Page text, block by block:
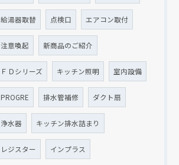
給湯器取替 点検口 エアコン取付
注意喚起 新商品のご紹介
ＦＤシリーズ キッチン照明 室内設備
PROGRE 排水管補修 ダクト扇
浄水器 キッチン排水詰まり
レジスター インプラス